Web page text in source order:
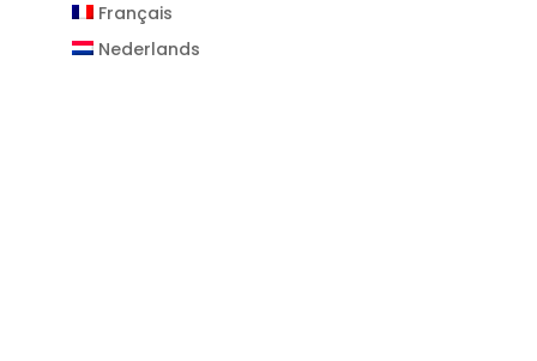
Français
Nederlands